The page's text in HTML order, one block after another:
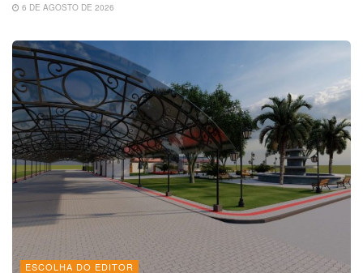
6 DE AGOSTO DE 2026
ESCOLHA DO EDITOR